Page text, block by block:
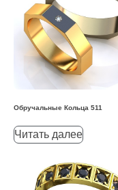
Обручальные Кольца 511
Читать далее